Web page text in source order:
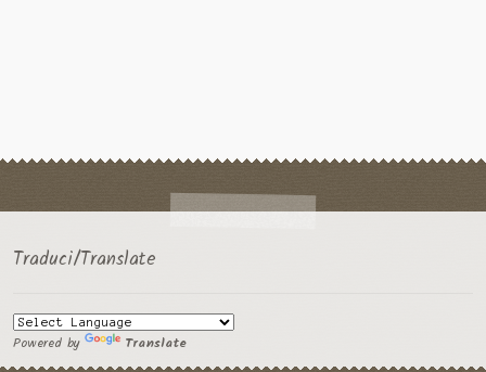
Traduci/Translate
Powered by Translate